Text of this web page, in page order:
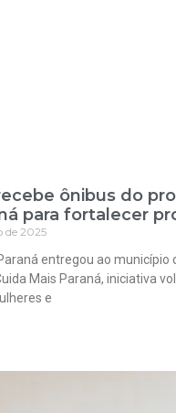
ônibus do
para fortalecer
de 2025
entregou ao município
Mais Paraná, iniciativa
e